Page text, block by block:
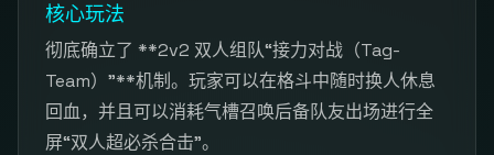
核心玩法
彻底确立了 **2v2 双人组队“接力对战（Tag-
Team）”**机制。玩家可以在格斗中随时换人休息
回血，并且可以消耗气槽召唤后备队友出场进行全
屏“双人超必杀合击”。